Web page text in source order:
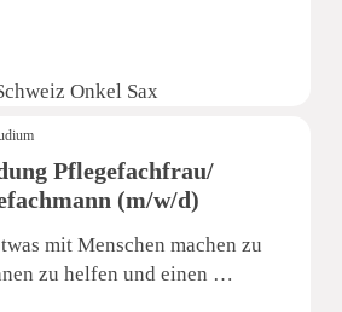
Pflegefachfrau/
(m/w/d)
mit Menschen machen zu
zu helfen und einen …